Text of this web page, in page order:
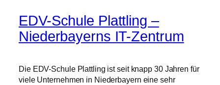
EDV-Schule Plattling –
Niederbayerns IT-Zentrum
Die EDV-Schule Plattling ist seit knapp 30 Jahren für
viele Unternehmen in Niederbayern eine sehr